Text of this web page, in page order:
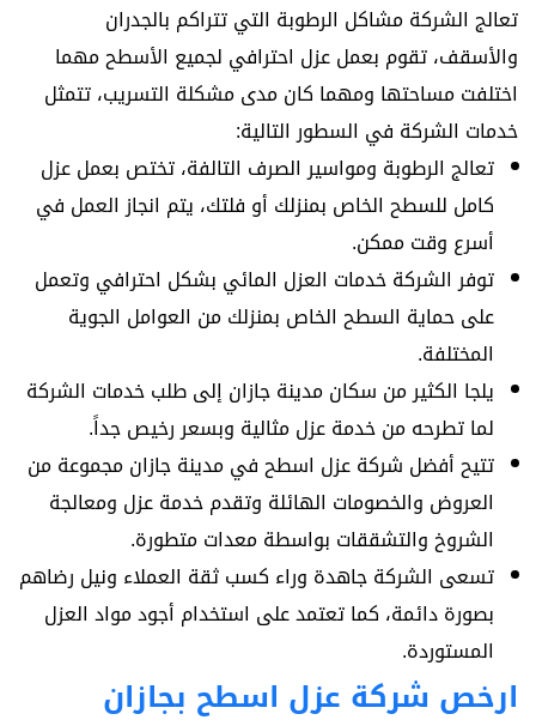
تعالج الشركة مشاكل الرطوبة التي تتراكم بالجدران
والأسقف، تقوم بعمل عزل احترافي لجميع الأسطح مهما
اختلفت مساحتها ومهما كان مدى مشكلة التسريب، تتمثل
خدمات الشركة في السطور التالية:
تعالج الرطوبة ومواسير الصرف التالفة، تختص بعمل عزل
كامل للسطح الخاص بمنزلك أو فلتك، يتم انجاز العمل في
أسرع وقت ممكن.
توفر الشركة خدمات العزل المائي بشكل احترافي وتعمل
على حماية السطح الخاص بمنزلك من العوامل الجوية
المختلفة.
يلجا الكثير من سكان مدينة جازان إلى طلب خدمات الشركة
لما تطرحه من خدمة عزل مثالية وبسعر رخيص جداً.
تتيح أفضل شركة عزل اسطح في مدينة جازان مجموعة من
العروض والخصومات الهائلة وتقدم خدمة عزل ومعالجة
الشروخ والتشققات بواسطة معدات متطورة.
تسعى الشركة جاهدة وراء كسب ثقة العملاء ونيل رضاهم
بصورة دائمة، كما تعتمد على استخدام أجود مواد العزل
المستوردة.
ارخص شركة عزل اسطح بجازان